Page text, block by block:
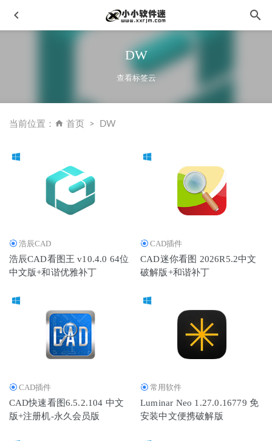
DW
查看标签云
当前位置： 首页 DW
浩辰CAD
浩辰CAD看图王 v10.4.0 64位
中文版+和谐优雅补丁
CAD插件
CAD迷你看图 2026R5.2中文
破解版+和谐补丁
CAD插件
CAD快速看图6.5.2.104 中文
版+注册机-永久会员版
常用软件
Luminar Neo 1.27.0.16779 免
安装中文便携破解版
01-16
Lingo 11 (附中文汉化补丁)下载地址和安装教程
2019-11-06
PPT插件-iSlide插件破解版 v5.3.0 永久会员免费版 2020-12-
25
苹果虚拟机 VMware Fusion Pro v11.5.2 官方中文及注册机
2020-03-16